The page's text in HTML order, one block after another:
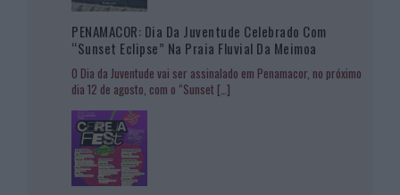
PENAMACOR: Dia Da Juventude Celebrado Com
“Sunset Eclipse” Na Praia Fluvial Da Meimoa
O Dia da Juventude vai ser assinalado em Penamacor, no próximo
dia 12 de agosto, com o “Sunset […]